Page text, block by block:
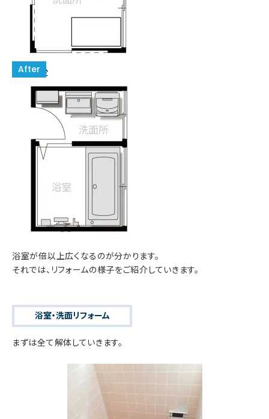
浴室が倍以上広くなるのが分かります。
それでは、リフォームの様子をご紹介していきます。
浴室・洗面リフォーム
まずは全て解体していきます。